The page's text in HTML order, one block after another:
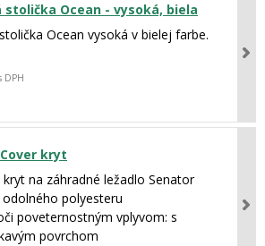
stolička Ocean - vysoká, biela
Ocean vysoká v bielej farbe.
DPH
kryt
kryt na záhradné ležadlo Senator
odolného polyesteru
poveternostným vplyvom: s
povrchom